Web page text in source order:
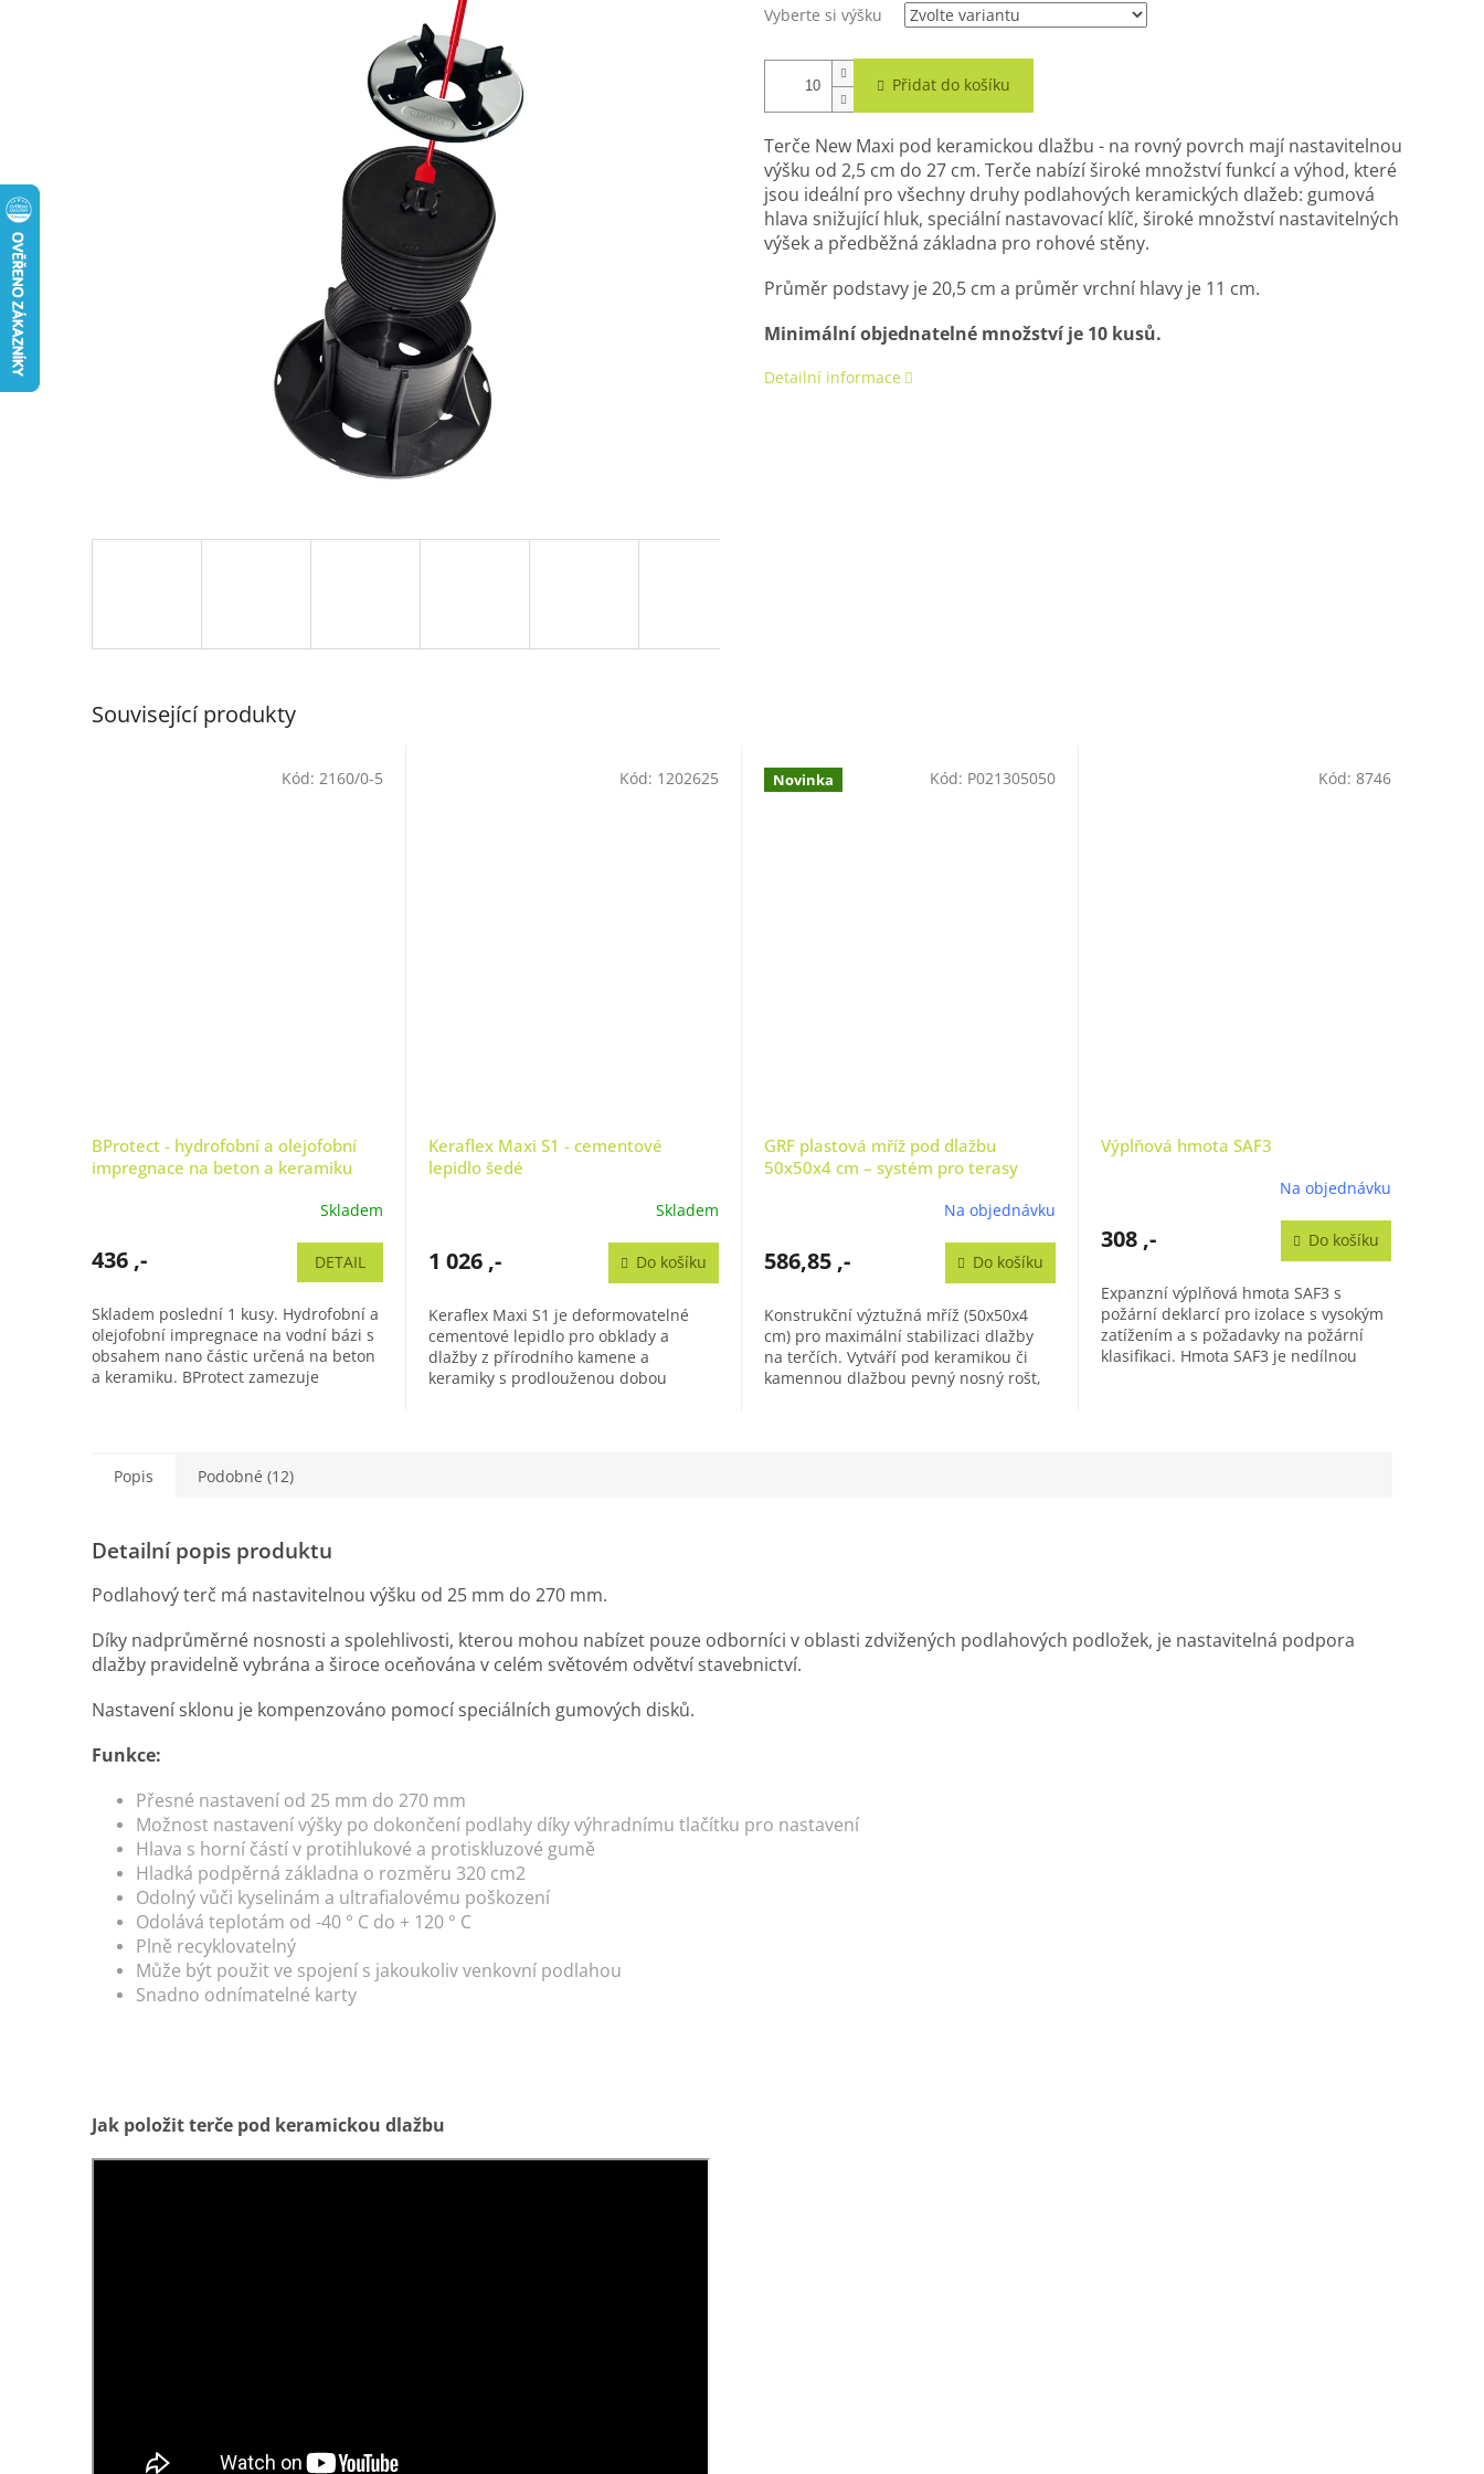
Vyberte si výšku
Přidat do košíku
Terče New Maxi pod keramickou dlažbu - na rovný povrch mají nastavitelnou
výšku od 2,5 cm do 27 cm. Terče nabízí široké množství funkcí a výhod, které
jsou ideální pro všechny druhy podlahových keramických dlažeb: gumová
hlava snižující hluk, speciální nastavovací klíč, široké množství nastavitelných
výšek a předběžná základna pro rohové stěny.
Průměr podstavy je 20,5 cm a průměr vrchní hlavy je 11 cm.
Minimální objednatelné množství je 10 kusů.
Detailní informace
Související produkty
BProtect - hydrofobní a olejofobní
impregnace na beton a keramiku
Skladem
436 ,- DETAIL
Skladem poslední 1 kusy. Hydrofobní a
olejofobní impregnace na vodní bázi s
obsahem nano částic určená na beton
a keramiku. BProtect zamezuje
Kód: 2160/0-5
Keraflex Maxi S1 - cementové
lepidlo šedé
Skladem
1 026 ,- Do košíku
Keraflex Maxi S1 je deformovatelné
cementové lepidlo pro obklady a
dlažby z přírodního kamene a
keramiky s prodlouženou dobou
Kód: 1202625 Novinka
GRF plastová mříž pod dlažbu
50x50x4 cm – systém pro terasy
Na objednávku
586,85 ,- Do košíku
Konstrukční výztužná mříž (50x50x4
cm) pro maximální stabilizaci dlažby
na terčích. Vytváří pod keramikou či
kamennou dlažbou pevný nosný rošt,
Kód: P021305050
Výplňová hmota SAF3
Na objednávku
308 ,- Do košíku
Expanzní výplňová hmota SAF3 s
požární deklarcí pro izolace s vysokým
zatížením a s požadavky na požární
klasifikaci. Hmota SAF3 je nedílnou
Kód: 8746
Popis Podobné (12)
Detailní popis produktu
Podlahový terč má nastavitelnou výšku od 25 mm do 270 mm.
Díky nadprůměrné nosnosti a spolehlivosti, kterou mohou nabízet pouze odborníci v oblasti zdvižených podlahových podložek, je nastavitelná podpora
dlažby pravidelně vybrána a široce oceňována v celém světovém odvětví stavebnictví.
Nastavení sklonu je kompenzováno pomocí speciálních gumových disků.
Funkce:
Přesné nastavení od 25 mm do 270 mm
Možnost nastavení výšky po dokončení podlahy díky výhradnímu tlačítku pro nastavení
Hlava s horní částí v protihlukové a protiskluzové gumě
Hladká podpěrná základna o rozměru 320 cm2
Odolný vůči kyselinám a ultrafialovému poškození
Odolává teplotám od -40 ° C do + 120 ° C
Plně recyklovatelný
Může být použit ve spojení s jakoukoliv venkovní podlahou
Snadno odnímatelné karty
Jak položit terče pod keramickou dlažbu